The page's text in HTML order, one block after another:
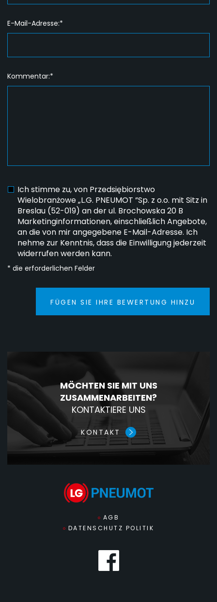
E-Mail-Adresse:*
Kommentar:*
Ich stimme zu, von Przedsiębiorstwo
Wielobranżowe „L.G. PNEUMOT ”Sp. z o.o. mit Sitz in
Breslau (52-019) an der ul. Brochowska 20 B
Marketinginformationen, einschließlich Angebote,
an die von mir angegebene E-Mail-Adresse. Ich
nehme zur Kenntnis, dass die Einwilligung jederzeit
widerrufen werden kann.
* die erforderlichen Felder
FÜGEN SIE IHRE BEWERTUNG HINZU
MÖCHTEN SIE MIT UNS
ZUSAMMENARBEITEN?
KONTAKTIERE UNS
KONTAKT
AGB
DATENSCHUTZ POLITIK